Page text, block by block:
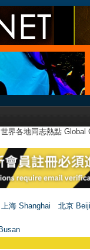
世界各地同志熱點
上海 Shanghai
北京